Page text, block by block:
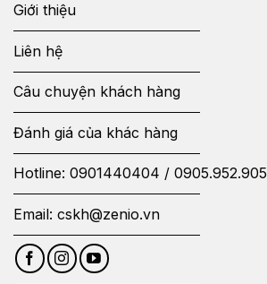
Giới thiệu
Liên hệ
Câu chuyện khách hàng
Đánh giá của khác hàng
Hotline: 0901440404 / 0905.952.905
Email: cskh@zenio.vn